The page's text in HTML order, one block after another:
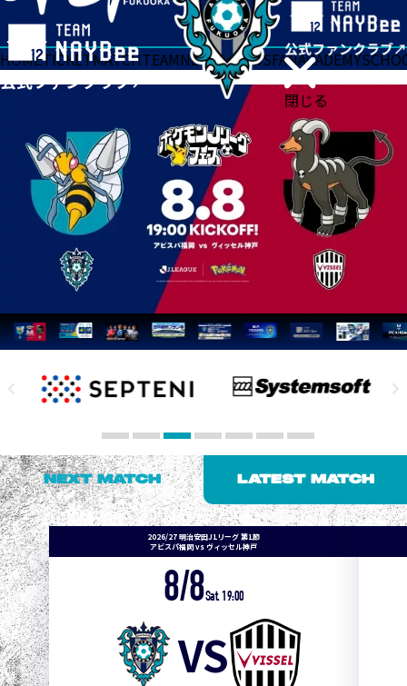
閉じる
HOMETICKETMATCHTEAMNEWSGOODSFANACADEMY
NEXT MATCH LATEST MATCH
2026/27 明治安田J1リーグ 第1節
アビスパ福岡 vs ヴィッセル神戸
8/8Sat. 19:00
VS